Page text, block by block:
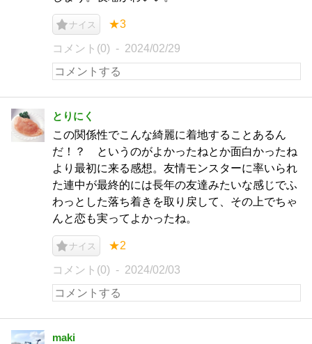
ナイス ★3
コメント(0) 2024/02/29
とりにく
この関係性でこんな綺麗に着地することあるん
だ！？ というのがよかったねとか面白かったね
より最初に来る感想。友情モンスターに率いられ
た連中が最終的には長年の友達みたいな感じでふ
わっとした落ち着きを取り戻して、その上でちゃ
んと恋も実ってよかったね。
ナイス ★2
コメント(0) 2024/02/03
maki